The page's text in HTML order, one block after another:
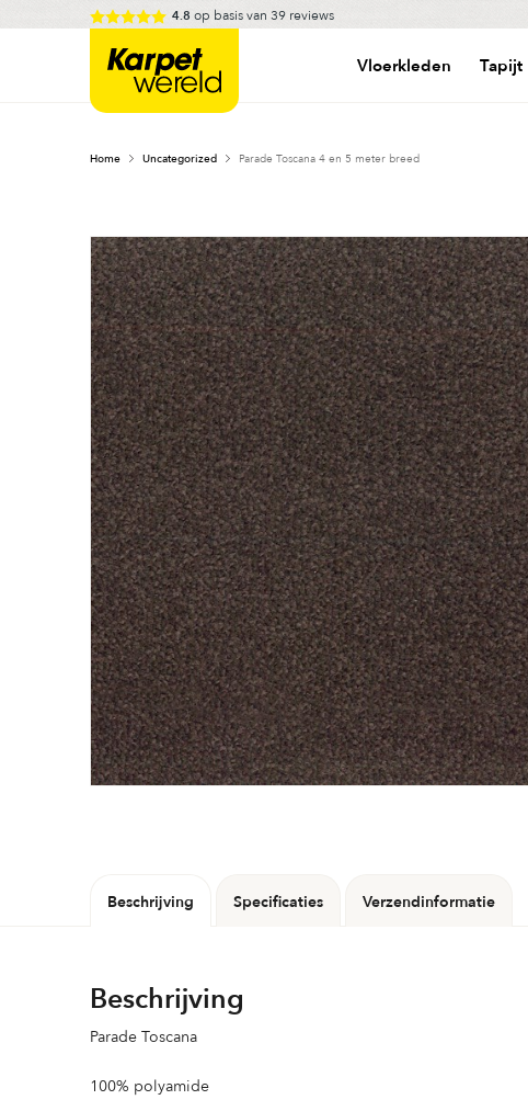
to
4.8 op basis van 39 reviews
Karpetwereld Vloerkleden Tapijt
Home Uncategorized Parade Toscana 4 en 5 meter breed
Beschrijving Specificaties Verzendinformatie
Beschrijving
Parade Toscana
100% polyamide